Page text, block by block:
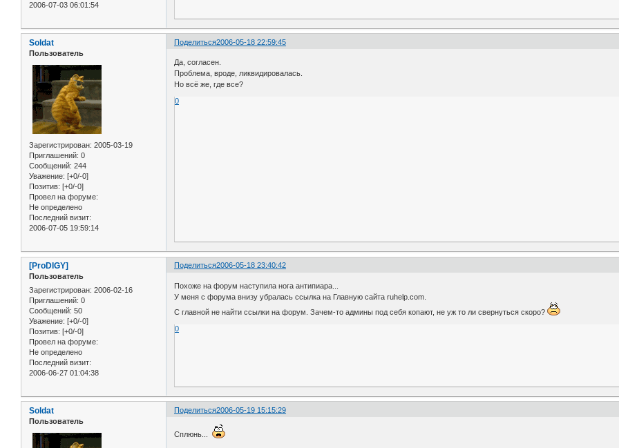
2006-07-03 06:01:54
Поделиться2006-05-18 22:59:45
Soldat
Пользователь
Зарегистрирован: 2005-03-19
Приглашений: 0
Сообщений: 244
Уважение: [+0/-0]
Позитив: [+0/-0]
Провел на форуме:
Не определено
Последний визит:
2006-07-05 19:59:14
Да, согласен.
Проблема, вроде, ликвидировалась.
Но всё же, где все?
0
Поделиться2006-05-18 23:40:42
[ProDIGY]
Пользователь
Зарегистрирован: 2006-02-16
Приглашений: 0
Сообщений: 50
Уважение: [+0/-0]
Позитив: [+0/-0]
Провел на форуме:
Не определено
Последний визит:
2006-06-27 01:04:38
Похоже на форум наступила нога антипиара...
У меня с форума внизу убралась ссылка на Главную сайта ruhelp.com.
С главной не найти ссылки на форум. Зачем-то админы под себя копают, не уж то ли свернуться скоро?
0
Поделиться2006-05-19 15:15:29
Soldat
Пользователь
Сплюнь...